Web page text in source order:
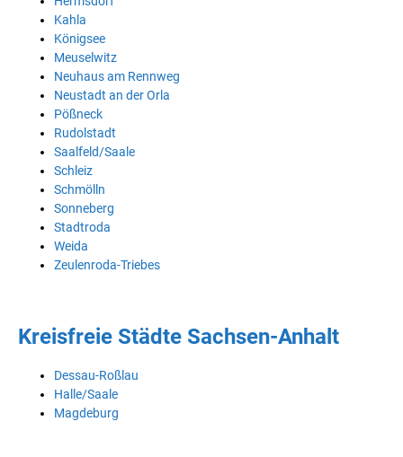
Kahla
Königsee
Meuselwitz
Neuhaus am Rennweg
Neustadt an der Orla
Pößneck
Rudolstadt
Saalfeld/Saale
Schleiz
Schmölln
Sonneberg
Stadtroda
Weida
Zeulenroda-Triebes
Kreisfreie Städte Sachsen-Anhalt
Dessau-Roßlau
Halle/Saale
Magdeburg